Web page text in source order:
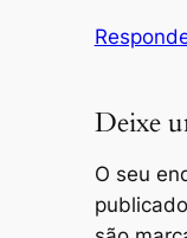
Deixe
O seu